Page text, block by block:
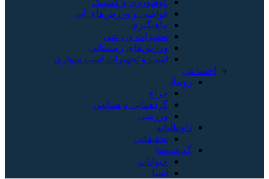
کوهنوردی و کمپینگ
غواصی و ورزش‌های آبی
ماهیگیری
تجهیزات ورزشی
ورزش‌های زمستانی
اسب و تجهیزات اسب سواری
اجتماعی
رویداد
حراج
گردهمایی و همایش
ورزشی
داوطلبانه
تحقیقاتی
گم‌شده‌ها
حیوانات
اشیا